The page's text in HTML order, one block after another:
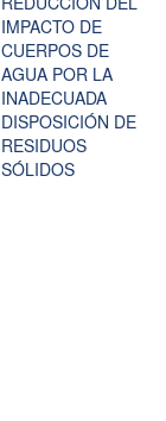
IMPACTO DE
CUERPOS DE
AGUA POR LA
INADECUADA
DISPOSICIÓN DE
RESIDUOS
SÓLIDOS